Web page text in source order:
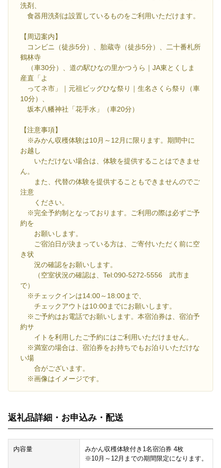
洗剤、
食器用洗剤は設置しているものをご利用いただけます。
【周辺案内】
コンビニ（徒歩5分）、胎蔵寺（徒歩5分）、二十番札所
鶴林寺
（車30分）、道の駅ひなの里かつうら｜JA東とくしま
産直「よ
ってネ市」｜元祖ビッグひな祭り｜生名さくら祭り（車
10分）、
坂本八幡神社「花手水」（車20分）
【注意事項】
※みかん収穫体験は10月～12月に限ります。期間中に
お越し
いただけない場合は、体験を提供することはできませ
ん。
また、代替の体験を提供することもできませんのでご
注意
ください。
※完全予約制となっております。ご利用の際は必ずご予
約を
お願いします。
ご宿泊日が決まっている方は、ご寄付いただく前に空
き状
況の確認をお願いします。
（空室状況の確認は、Tel:090-5272-5556 武市ま
で）
※チェックインは14:00～18:00まで、
チェックアウトは10:00までにお願いします。
※ご予約はお電話でお願いします。本宿泊券は、宿泊予
約サ
イトを利用したご予約にはご利用いただけません。
※満室の場合は、宿泊券をお持ちでもお泊りいただけな
い場
合がございます。
※画像はイメージです。
返礼品詳細・お申込み・配送
内容量
みかん収穫体験付き1名宿泊券 4枚
※10月～12月までの期間限定になります。